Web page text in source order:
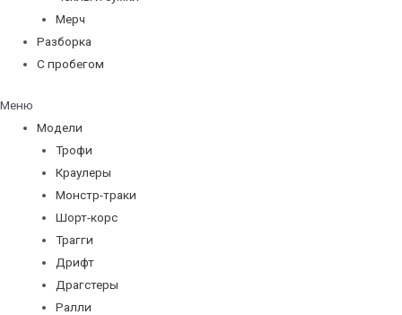
Мерч
Разборка
С пробегом
Меню
Модели
Трофи
Краулеры
Монстр-траки
Шорт-корс
Трагги
Дрифт
Драгстеры
Ралли